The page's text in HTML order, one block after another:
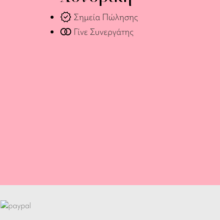
verified Σημεία Πώλησης
join_full Γίνε Συνεργάτης